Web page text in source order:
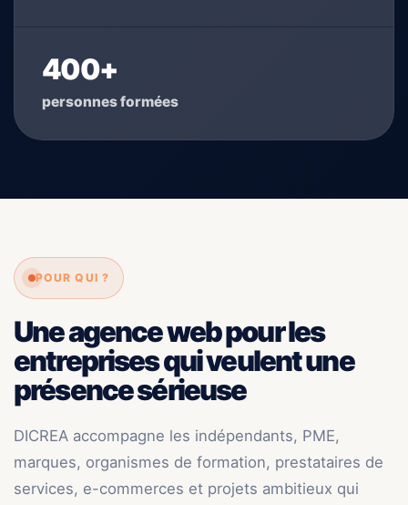
400+
personnes formées
POUR QUI ?
Une agence web pour les
entreprises qui veulent une
présence sérieuse
DICREA accompagne les indépendants, PME,
marques, organismes de formation, prestataires de
services, e-commerces et projets ambitieux qui